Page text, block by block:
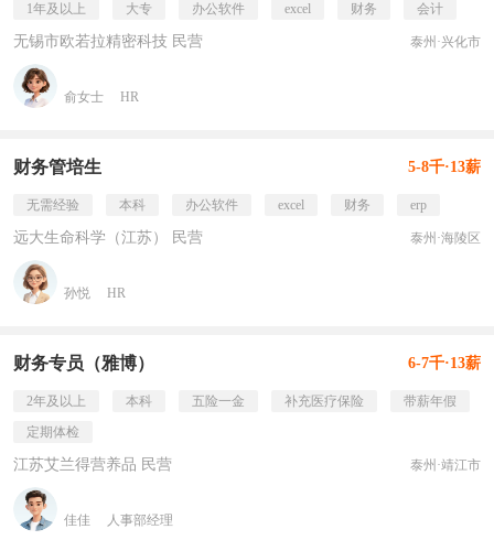
1年及以上 大专 办公软件 excel 财务 会计
无锡市欧若拉精密科技 民营 泰州·兴化市
俞女士 HR
财务管培生 5-8千·13薪
无需经验 本科 办公软件 excel 财务 erp
远大生命科学（江苏） 民营 泰州·海陵区
孙悦 HR
财务专员（雅博） 6-7千·13薪
2年及以上 本科 五险一金 补充医疗保险
带薪年假
定期体检
江苏艾兰得营养品 民营 泰州·靖江市
佳佳 人事部经理